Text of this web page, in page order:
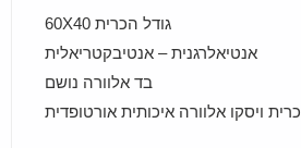
גודל הכרית 60X40
אנטיאלרגנית – אנטיבקטריאלית
בד אלוורה נושם
כרית ויסקו אלוורה איכותית אורטופדית